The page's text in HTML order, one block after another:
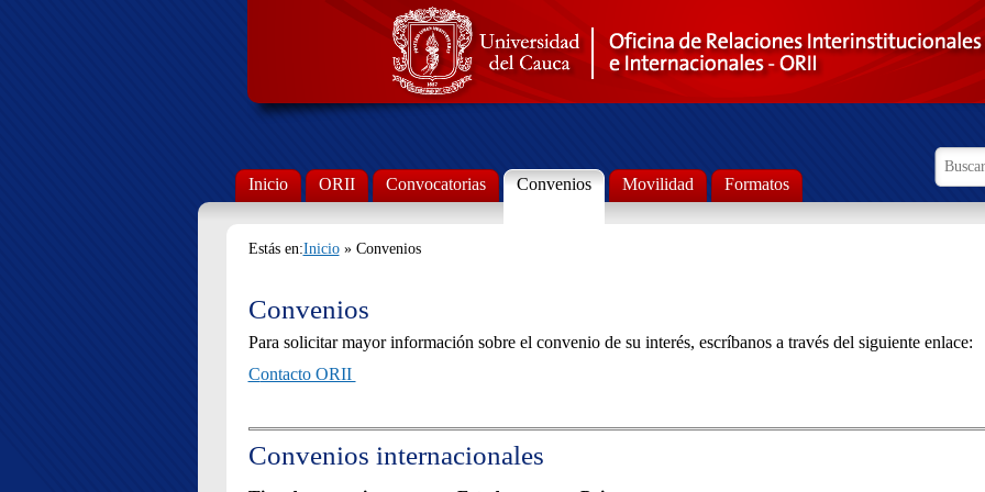
Inicio ORII Convocatorias Convenios Movilidad Formatos
Buscar
Estás en:Inicio» Convenios
Convenios
Para solicitar mayor información sobre el convenio de su interés, escríbanos a través del siguiente enlace:
Contacto ORII
Convenios internacionales